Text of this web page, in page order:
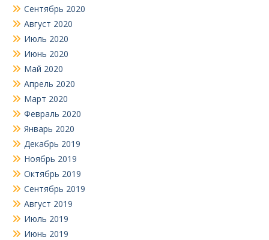
Сентябрь 2020
Август 2020
Июль 2020
Июнь 2020
Май 2020
Апрель 2020
Март 2020
Февраль 2020
Январь 2020
Декабрь 2019
Ноябрь 2019
Октябрь 2019
Сентябрь 2019
Август 2019
Июль 2019
Июнь 2019